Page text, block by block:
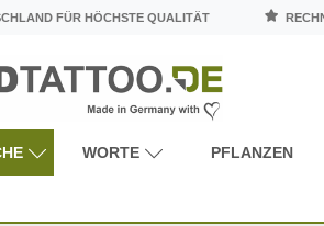
FÜR HÖCHSTE QUALITÄT
WORTE PFLANZEN